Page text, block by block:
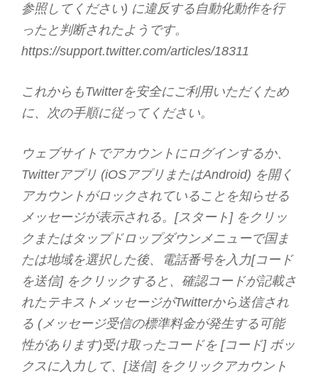
参照してください) に違反する自動化動作を行
ったと判断されたようです。
https://support.twitter.com/articles/18311
これからもTwitterを安全にご利用いただくため
に、次の手順に従ってください。
ウェブサイトでアカウントにログインするか、
Twitterアプリ (iOSアプリまたはAndroid) を開く
アカウントがロックされていることを知らせる
メッセージが表示される。[スタート] をクリッ
クまたはタップドロップダウンメニューで国ま
たは地域を選択した後、電話番号を入力[コード
を送信] をクリックすると、確認コードが記載さ
れたテキストメッセージがTwitterから送信され
る (メッセージ受信の標準料金が発生する可能
性があります)受け取ったコードを [コード] ボッ
クスに入力して、[送信] をクリックアカウント